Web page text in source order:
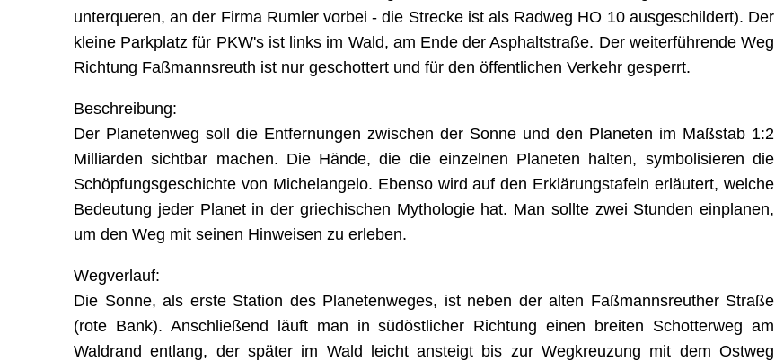
unterqueren, an der Firma Rumler vorbei - die Strecke ist als Radweg HO 10 ausgeschildert). Der
kleine Parkplatz für PKW's ist links im Wald, am Ende der Asphaltstraße. Der weiterführende Weg
Richtung Faßmannsreuth ist nur geschottert und für den öffentlichen Verkehr gesperrt.
Beschreibung:
Der Planetenweg soll die Entfernungen zwischen der Sonne und den Planeten im Maßstab 1:2
Milliarden sichtbar machen. Die Hände, die die einzelnen Planeten halten, symbolisieren die
Schöpfungsgeschichte von Michelangelo. Ebenso wird auf den Erklärungstafeln erläutert, welche
Bedeutung jeder Planet in der griechischen Mythologie hat. Man sollte zwei Stunden einplanen,
um den Weg mit seinen Hinweisen zu erleben.
Wegverlauf:
Die Sonne, als erste Station des Planetenweges, ist neben der alten Faßmannsreuther Straße
(rote Bank). Anschließend läuft man in südöstlicher Richtung einen breiten Schotterweg am
Waldrand entlang, der später im Wald leicht ansteigt bis zur Wegkreuzung mit dem Ostweg